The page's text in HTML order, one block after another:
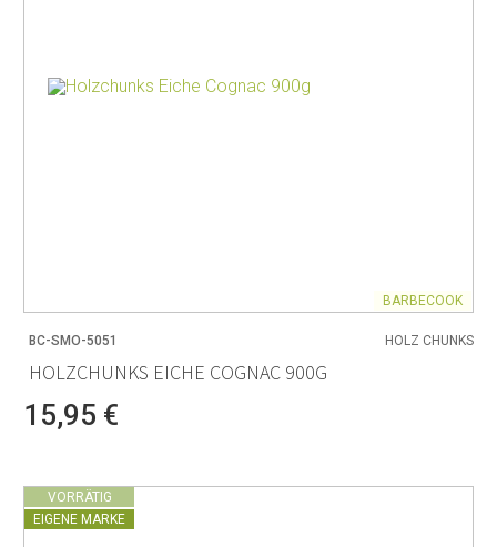
BARBECOOK
BC-SMO-5051 HOLZ CHUNKS
HOLZCHUNKS EICHE COGNAC 900G
15,95 €
VORRÄTIG
EIGENE MARKE